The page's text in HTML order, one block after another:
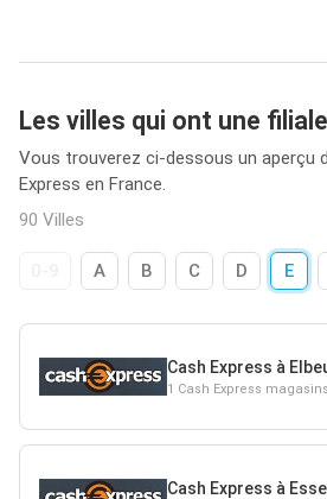
Les villes qui ont une
Vous trouverez ci-dessous un aperçu
Express en France.
90 Villes
A B C D E
Cash Express à
1 Cash Express magasins
Cash Express à